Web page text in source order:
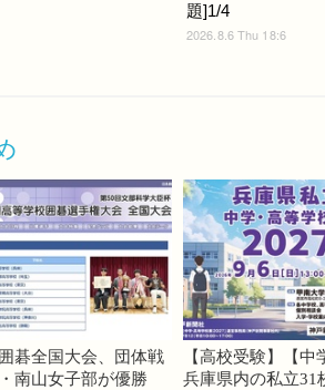
題]1/4
2026.8.6 Thu 18:6
碁全国大会、団体戦
南山女子部が優勝
【高校受験】【中
兵庫県内の私立31